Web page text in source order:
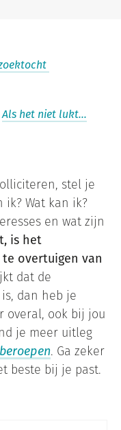
Als het niet lukt...
stel je
ik? Wat kan ik?
en wat zijn
is het
overtuigen van
dat de
dan heb je
overal, ook bij jou
je meer uitleg
. Ga zeker
beste bij je past.